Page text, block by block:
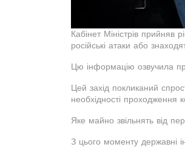
Кабінет Міністрів прийняв
російські атаки або
Цю інформацію озвучила
Цей захід покликаний
необхідності проходження
Яке майно звільнять від
З цього моменту державні